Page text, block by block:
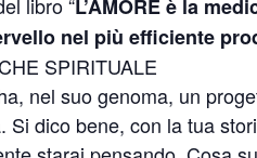
L’AMORE è la
nel più efficiente
SPIRITUALE
nel suo genoma, un
Si dico bene, con la tua